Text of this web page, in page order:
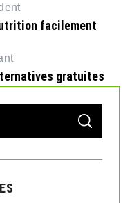
facilement
gratuites
S
A
C